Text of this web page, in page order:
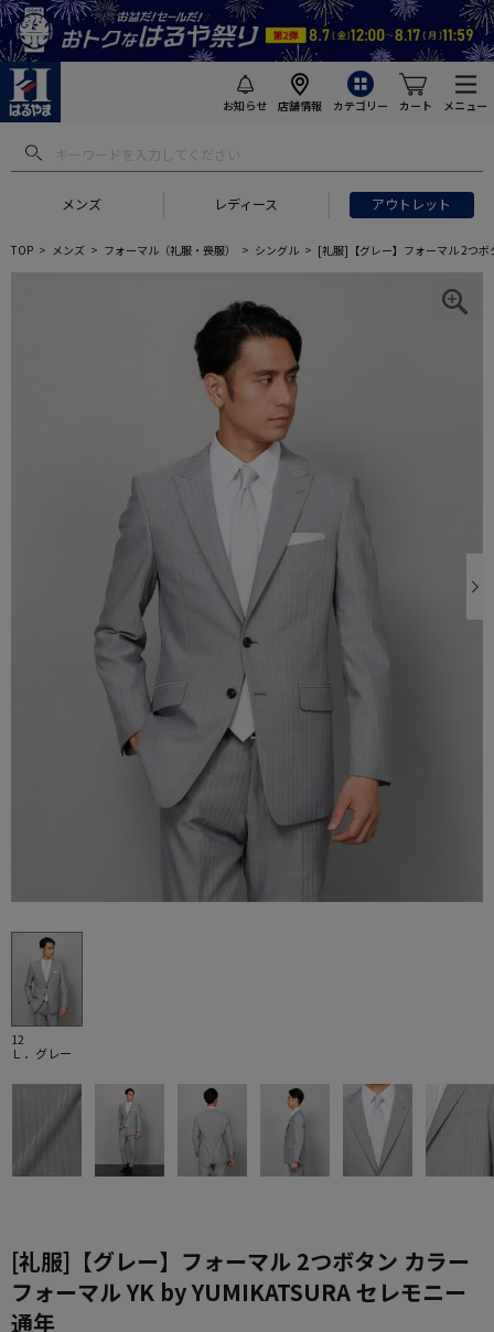
お知らせ 店舗情報 カテゴリー カート メニュー
メンズ レディース アウトレット
TOP メンズ フォーマル（礼服・喪服） シングル [礼服]【グレー】フォーマル 2つボ
12
Ｌ．グレー
[礼服]【グレー】フォーマル 2つボタン カラー
フォーマル YK by YUMIKATSURA セレモニー
通年